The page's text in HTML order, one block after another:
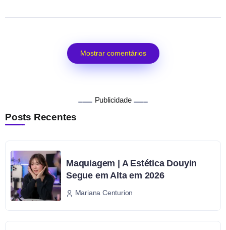
Mostrar comentários
Publicidade
Posts Recentes
Maquiagem | A Estética Douyin
Segue em Alta em 2026
Mariana Centurion